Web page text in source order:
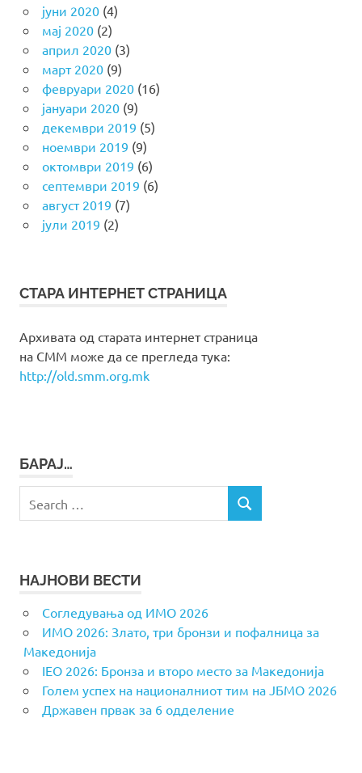
јуни 2020(4)
мај 2020(2)
април 2020(3)
март 2020(9)
февруари 2020(16)
јануари 2020(9)
декември 2019 (5)
ноември 2019 (9)
октомври 2019 (6)
септември 2019 (6)
август 2019 (7)
јули 2019 (2)
СТАРА ИНТЕРНЕТ СТРАНИЦА
Архивата од старата интернет страница
на СММ може да се прегледа тука:
http://old.smm.org.mk
БАРАЈ…
for:
SEARCH
НАЈНОВИ ВЕСТИ
Согледувања од ИМО 2026
ИМО 2026: Злато, три бронзи и пофалница за
Македонија
IEO 2026: Бронза и второ место за Македонија
Голем успех на националниот тим на ЈБМО 2026
Државен првак за 6 одделение